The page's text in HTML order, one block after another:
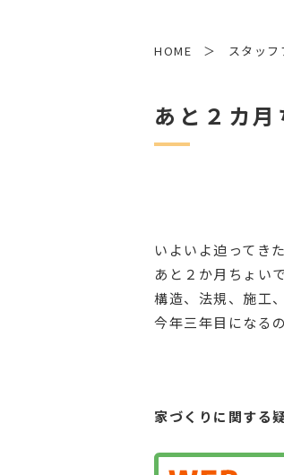
HOME スタッフ
あと２カ月
いよいよ迫ってき
あと２か月ちょい
構造、法規、施工
今年三年目になる
家づくりに関する